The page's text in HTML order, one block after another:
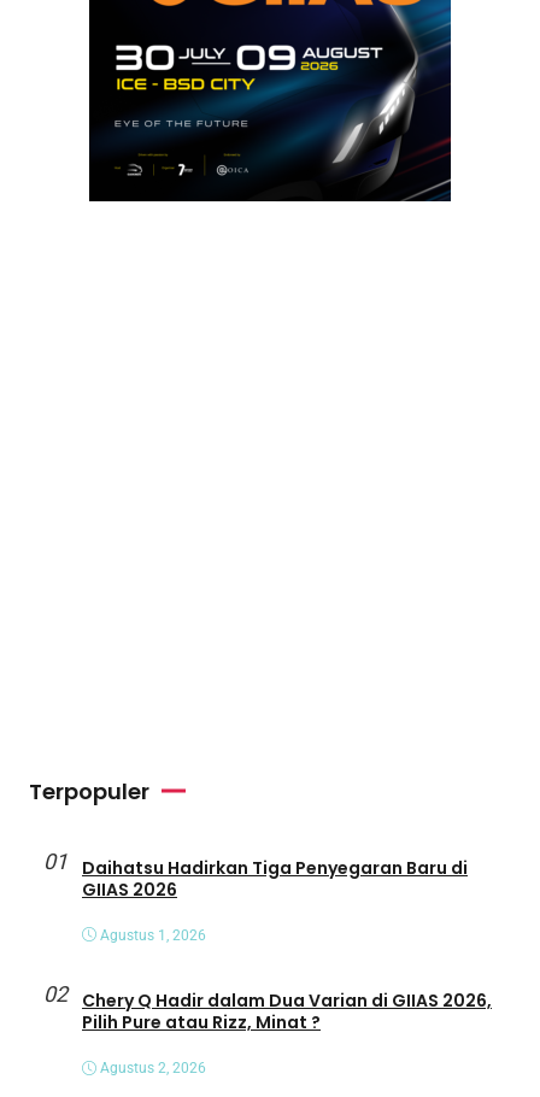
Terpopuler
01
Daihatsu Hadirkan Tiga Penyegaran Baru di
GIIAS 2026
Agustus 1, 2026
02
Chery Q Hadir dalam Dua Varian di GIIAS 2026,
Pilih Pure atau Rizz, Minat ?
Agustus 2, 2026